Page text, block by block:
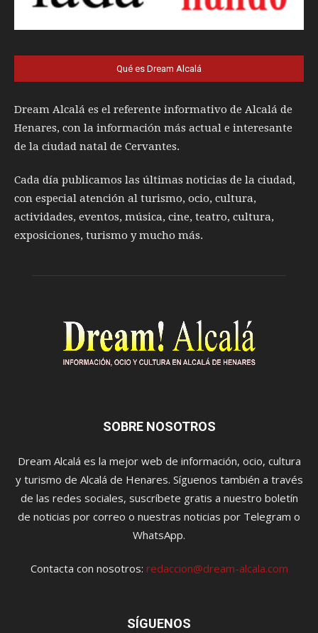
Qué es Dream Alcalá
Dream Alcalá es el referente informativo de Alcalá de
Henares, con la información más actual e interesante
de la ciudad natal de Cervantes.
Cada día publicamos las últimas noticias de la ciudad,
con especial atención al turismo, ocio, cultura,
actividades, eventos, música, cine, teatro, cultura,
exposiciones, turismo y mucho más.
SOBRE NOSOTROS
Dream Alcalá es la mejor web de información, ocio, cultura
y turismo de Alcalá de Henares. Síguenos también a través
de las redes sociales, suscríbete gratis a nuestro boletín
de noticias por correo o nuestras noticias por Telegram o
WhatsApp.
Contacta con nosotros: redaccion@dream-alcala.com
SÍGUENOS